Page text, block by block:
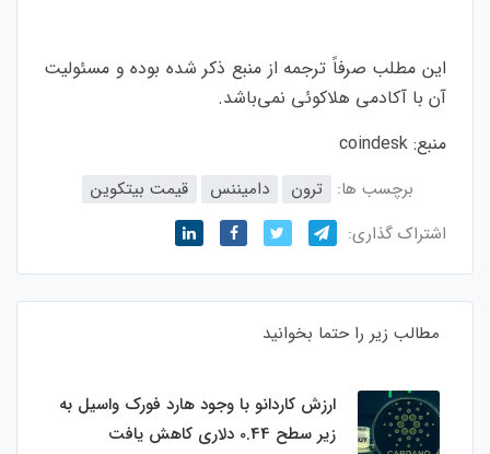
این مطلب صرفاً ترجمه از منبع ذکر شده بوده و مسئولیت
آن با آکادمی هلاکوئی نمی‌باشد.
منبع: coindesk
برچسب ها: ترون دامیننس
قیمت بیتکوین
اشتراک گذاری:
مطالب زیر را حتما بخوانید
ارزش کاردانو با وجود هارد فورک واسیل به
زیر سطح 0.44 دلاری کاهش یافت